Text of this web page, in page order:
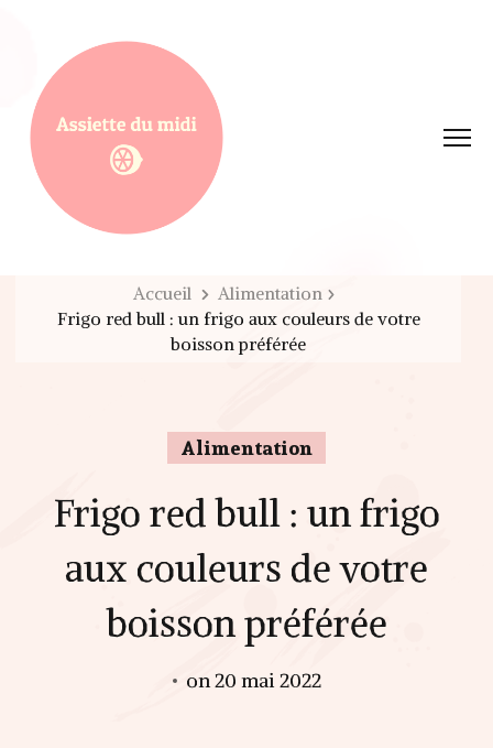
Assiette du midi
Accueil
Alimentation
Frigo red bull : un frigo aux couleurs de votre
boisson préférée
Alimentation
Frigo red bull : un frigo
aux couleurs de votre
boisson préférée
on20 mai 2022